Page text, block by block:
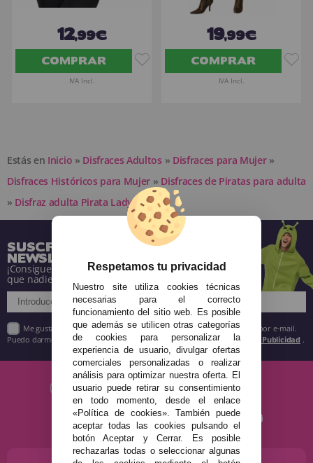
12,99€
COMPRAR
IVA Incl.
19,99€
COMPRAR
IVA Incl.
Estás en Inicio » Disfraces Adultos » Disfraces para Mujer »
Disfraces Históricos para Mujer » Disfraces de Piratas para adulta
» Disfraz adulta Pirata Lady
SUSCRÍBETE A NUESTRA
NEWSLETTER
¡Consigue descuentos y entérate de todo antes
que nadie!
Me gustaría recibir descuentos exclusivos, novedades y tendencias por e-mail.
Puedo darme de baja cuando quiera según lo recogido en la Política de Publicidad .
Respetamos tu privacidad
Nuestro site utiliza cookies técnicas
necesarias para el correcto
funcionamiento del sitio web. Es posible
que además se utilicen otras categorías
de cookies para personalizar la
experiencia de usuario, divulgar ofertas
comerciales personalizadas o realizar
análisis para optimizar nuestra oferta. El
usuario puede retirar su consentimiento
en todo momento, desde el enlace
«Política de cookies». También puede
aceptar todas las cookies pulsando el
botón Aceptar y Cerrar. Es posible
rechazarlas todas o seleccionar algunas